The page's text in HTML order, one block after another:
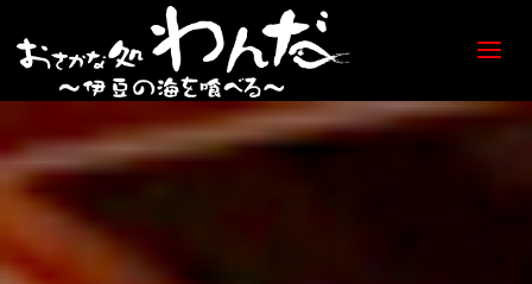
居酒
屋】